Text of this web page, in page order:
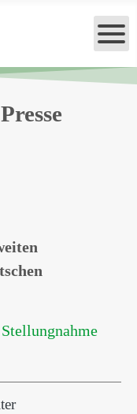
Stellungnahme
Beitrag: